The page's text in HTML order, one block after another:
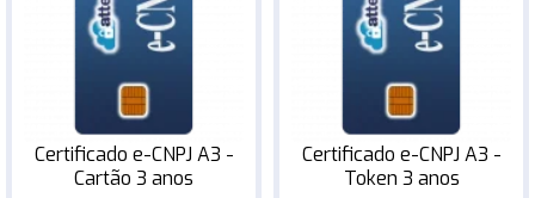
Certificado e-CNPJ A3 -
Cartão 3 anos
Certificado e-CNPJ A3 -
Token 3 anos